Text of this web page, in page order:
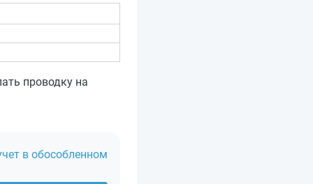
проводку на
в обособленном